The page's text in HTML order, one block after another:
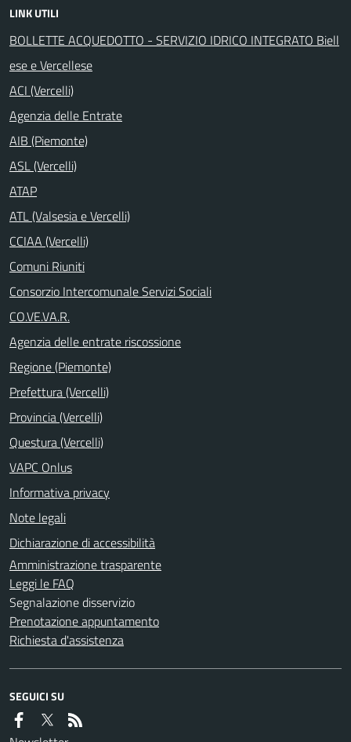
LINK UTILI
BOLLETTE ACQUEDOTTO - SERVIZIO IDRICO INTEGRATO Biell
ese e Vercellese
ACI (Vercelli)
Agenzia delle Entrate
AIB (Piemonte)
ASL (Vercelli)
ATAP
ATL (Valsesia e Vercelli)
CCIAA (Vercelli)
Comuni Riuniti
Consorzio Intercomunale Servizi Sociali
CO.VE.VA.R.
Agenzia delle entrate riscossione
Regione (Piemonte)
Prefettura (Vercelli)
Provincia (Vercelli)
Questura (Vercelli)
VAPC Onlus
Informativa privacy
Note legali
Dichiarazione di accessibilità
Amministrazione trasparente
Leggi le FAQ
Segnalazione disservizio
Prenotazione appuntamento
Richiesta d'assistenza
SEGUICI SU